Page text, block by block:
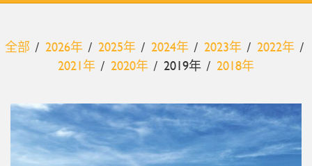
全部 2026年 2025年 2024年 2023年
2022年
2021年
2020年 2019年 2018年